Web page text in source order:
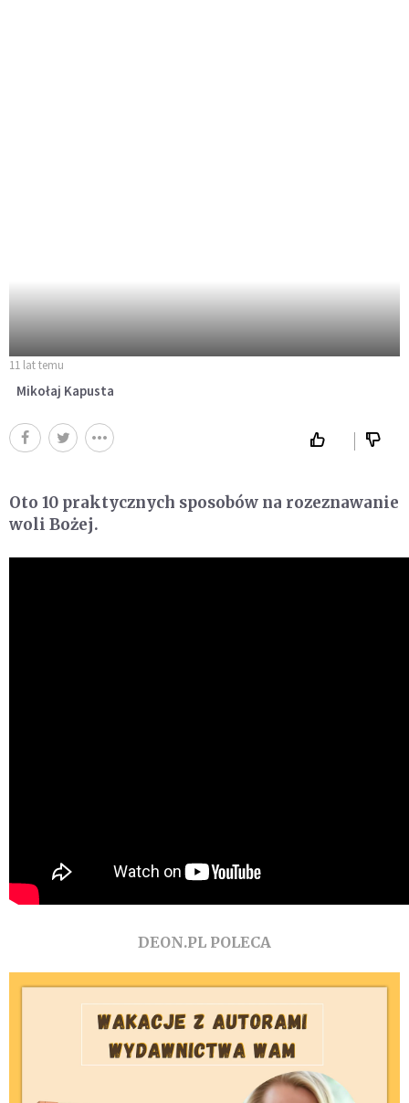
11 lat temu
Mikołaj Kapusta
Oto 10 praktycznych sposobów na rozeznawanie
woli Bożej.
DEON.PL POLECA